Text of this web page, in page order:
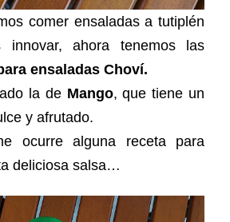
comer ensaladas a tutiplén
innovar, ahora tenemos las
ensaladas Choví.
la de Mango, que tiene un
y afrutado.
ocurre alguna receta para
deliciosa salsa…